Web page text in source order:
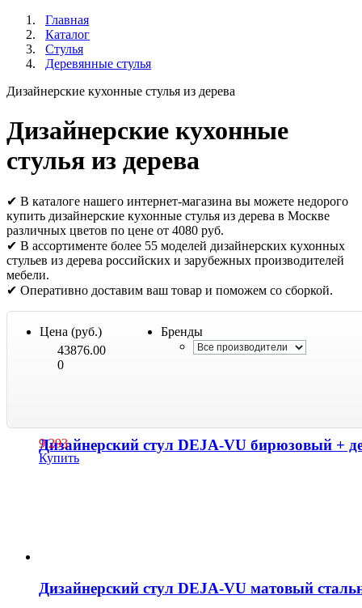
Главная
Каталог
Стулья
Деревянные стулья
Дизайнерские кухонные стулья из дерева
Дизайнерские кухонные
стулья из дерева
✔ В каталоге нашего интернет-магазина вы можете недорого
купить дизайнерские кухонные стулья из дерева в Москве
различных цветов по цене от 4080 руб.
✔ В ассортименте более 55 моделей дизайнерских кухонных
стульев из дерева российских и зарубежных производителей
мебели.
✔ Оперативно доставим ваш товар и поможем со сборкой.
Цена (руб.)
43876.00
0
Бренды
Дизайнерский стул DEJA-VU бирюзовый +
9 293
Купить
Дизайнерский стул DEJA-VU матовый